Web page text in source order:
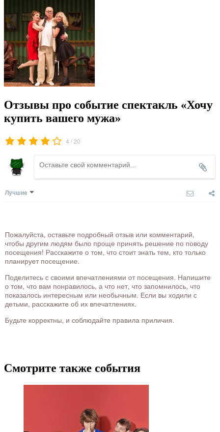
Отзывы про событие спектакль «Хочу
купить вашего мужа»
4 /20
Лучшие
Пожалуйста, оставьте подробный отзыв или комментарий,
чтобы другим людям было проще принять решение по поводу
посещения! Расскажите о том, что стоит знать тем, кто только
планирует посещение.
Поделитесь с своими впечатлениями от посещения. Напишите
о том, что вам понравилось, а что нет, что запомнилось, что
показалось интересным или необычным. Если вы ходили с
детьми, расскажите об их впечатлениях.
Будьте корректны, и соблюдайте правила приличия.
Смотрите также события